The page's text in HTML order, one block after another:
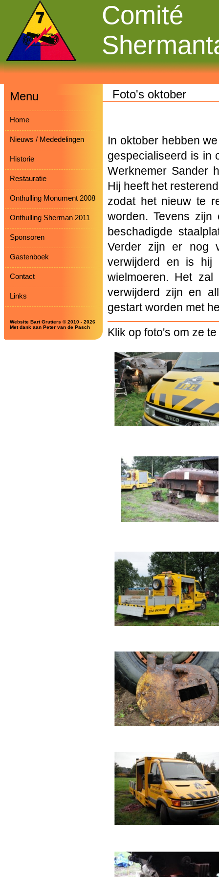
Comité
Menu
Home
Nieuws / Mededelingen
Historie
Restauratie
Onthulling Monument 2008
Onthulling Sherman 2011
Sponsoren
Gastenboek
Contact
Links
Website Bart Grutters © 2010 - 2026
Met dank aan Peter van de Pasch
In oktober hebben
gespecialiseerd is in
Werknemer Sander
Hij heeft het
zodat het nieuw te
worden. Tevens
beschadigde
Verder zijn er nog
verwijderd en is hij
wielmoeren. Het
verwijderd zijn en
gestart worden met
Klik op foto's om ze
Foto's oktober